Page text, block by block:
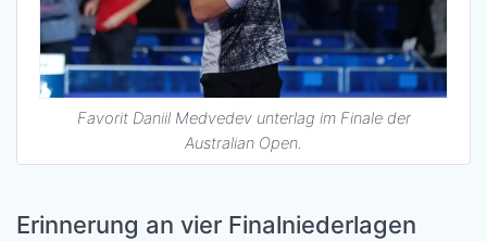
Favorit Daniil Medvedev unterlag im Finale der
Australian Open.
Erinnerung an vier Finalniederlagen